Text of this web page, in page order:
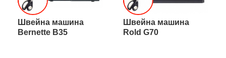
Швейна машина
Bernette B35
Швейна машина
Rold G70